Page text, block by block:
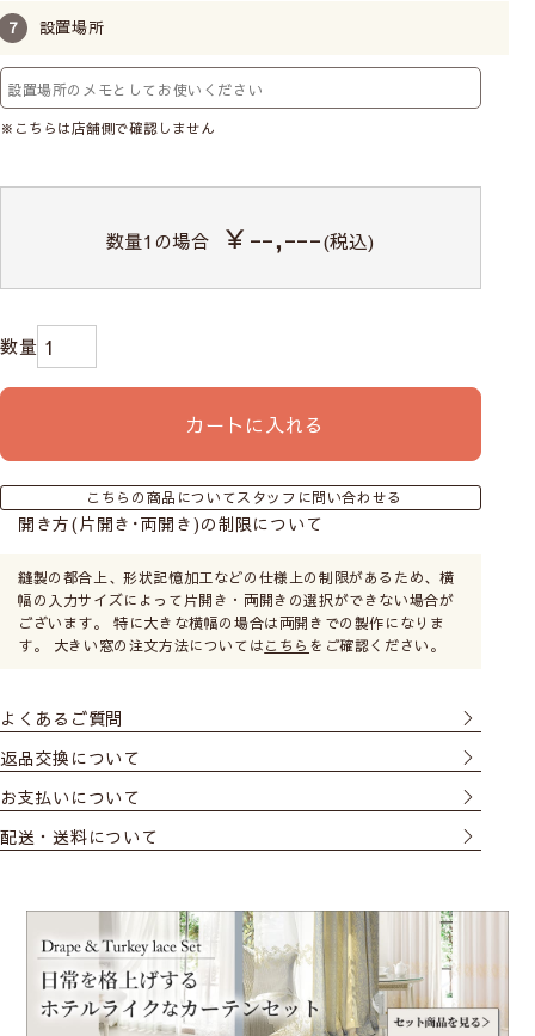
設置場所
※こちらは店舗側で確認しません
数量1の場合 ￥--,---(税込)
カートに入れる
こちらの商品についてスタッフに問い合わせる
開き方(片開き･両開き)の制限について
縫製の都合上、形状記憶加工などの仕様上の制限があるため、横
幅の入力サイズによって片開き・両開きの選択ができない場合が
ございます。 特に大きな横幅の場合は両開きでの製作になりま
す。 大きい窓の注文方法についてはこちら をご確認ください。
よくあるご質問
返品交換について
お支払いについて
配送・送料について